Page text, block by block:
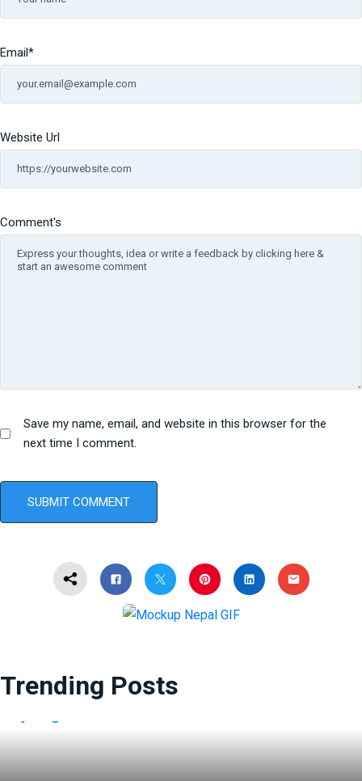
Comment's
Email *
Website Url
Save my name, email, and website in this browser for the
next time I comment.
Trending Posts